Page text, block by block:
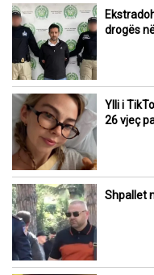
drogës
Ylli i
26 vjeç
Shpallet